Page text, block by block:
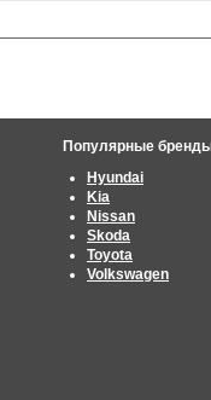
Популярные
Hyundai
Kia
Nissan
Skoda
Toyota
Volkswagen